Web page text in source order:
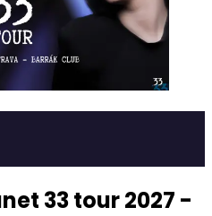
33 tour 2027 -